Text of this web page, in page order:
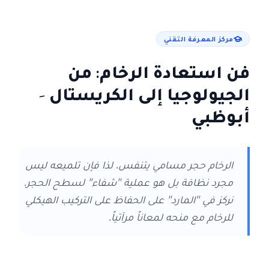
مركز المعرفة التقني
فن استعادة الرخام: من
الجيولوجيا إلى الكريستال -
أبوظبي
الرخام حجر مسامي يتنفس، لذا فإن تلميعه ليس
مجرد نظافة بل هو عملية "شفاء" لسطح الحجر.
نركز في "المارد" على الحفاظ على التركيب الهيكلي
للرخام مع منحه لمعاناً مرآتياً.